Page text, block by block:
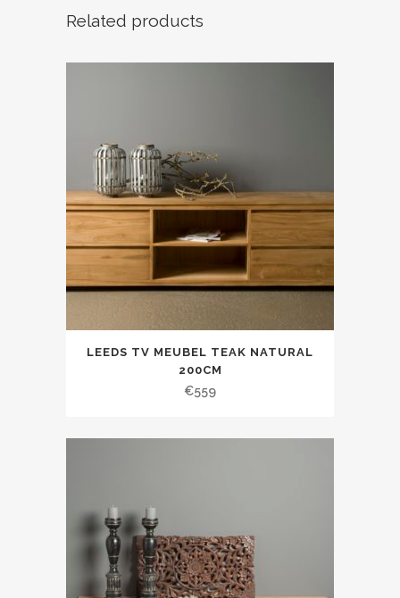
Related products
LEEDS TV MEUBEL TEAK NATURAL
200CM
€559